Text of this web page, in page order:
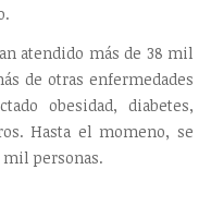
atendido más de 38 mil
de otras enfermedades
obesidad, diabetes,
Hasta el momeno, se
mil personas.